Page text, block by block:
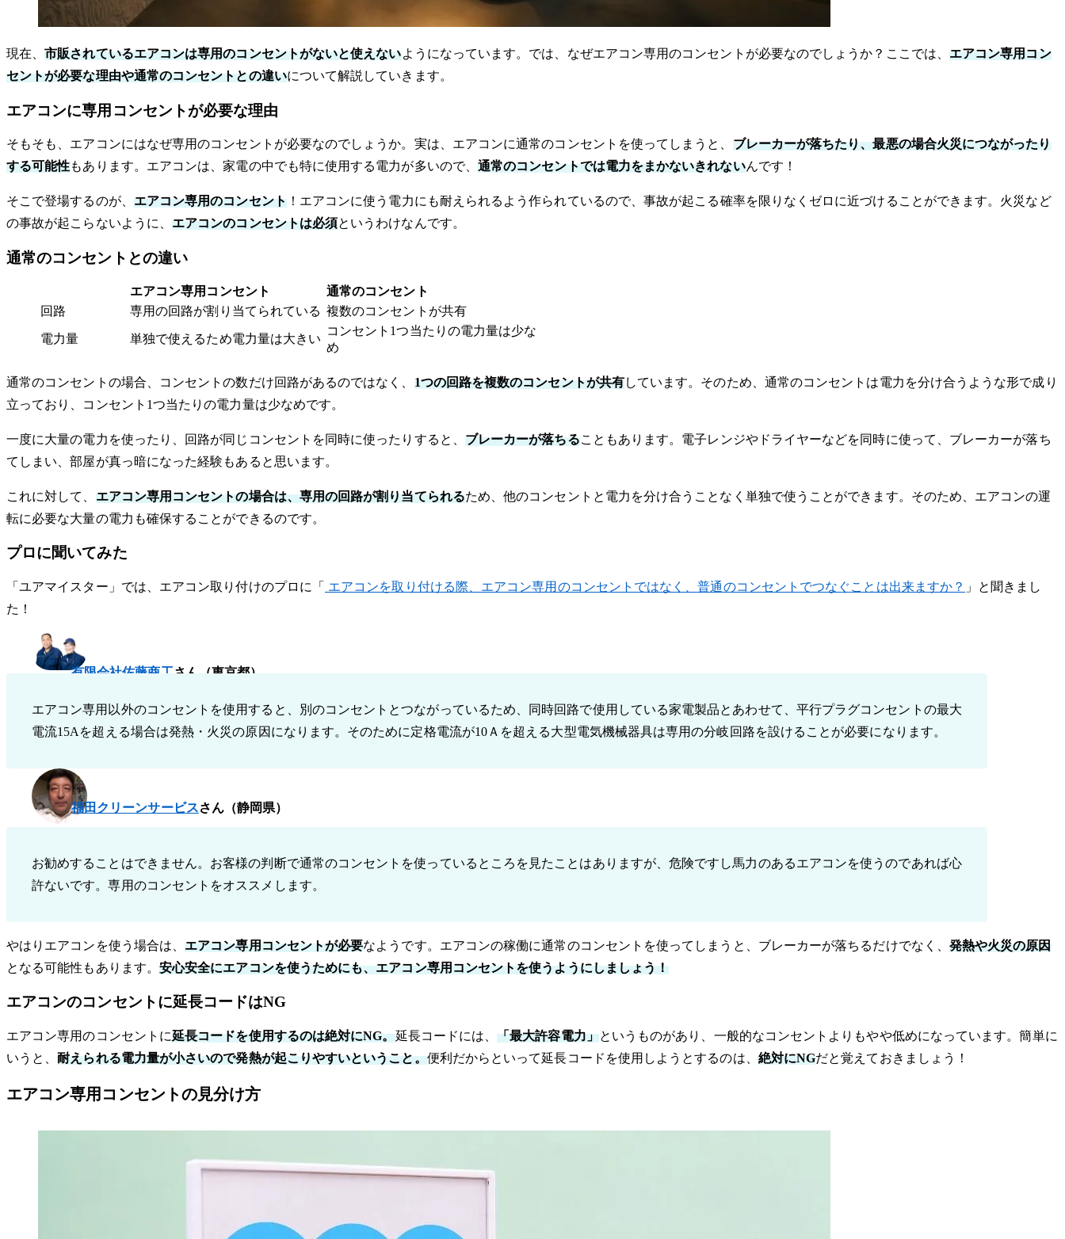
現在、市販されているエアコンは専用のコンセントがないと使えないようになっています。では、なぜエアコン専用のコンセントが必要なのでしょうか？ここでは、 エアコン専用コン
セントが必要な理由や通常のコンセントとの違いについて解説していきます。
エアコンに専用コンセントが必要な理由
そもそも、エアコンにはなぜ専用のコンセントが必要なのでしょうか。実は、エアコンに通常のコンセントを使ってしまうと、 ブレーカーが落ちたり、最悪の場合火災につながったり
する可能性もあります。エアコンは、家電の中でも特に使用する電力が多いので、 通常のコンセントでは電力をまかないきれないんです！
そこで登場するのが、 エアコン専用のコンセント！エアコンに使う電力にも耐えられるよう作られているので、事故が起こる確率を限りなくゼロに近づけることができます。火災など
の事故が起こらないように、エアコンのコンセントは必須というわけなんです。
通常のコンセントとの違い
エアコン専用コンセント
通常のコンセント
回路
専用の回路が割り当てられている 複数のコンセントが共有
電力量 単独で使えるため電力量は大きい
コンセント1つ当たりの電力量は少な
め
通常のコンセントの場合、コンセントの数だけ回路があるのではなく、 1つの回路を複数のコンセントが共有しています。そのため、通常のコンセントは電力を分け合うような形で成り
立っており、コンセント1つ当たりの電力量は少なめです。
一度に大量の電力を使ったり、回路が同じコンセントを同時に使ったりすると、 ブレーカーが落ちることもあります。電子レンジやドライヤーなどを同時に使って、ブレーカーが落ち
てしまい、部屋が真っ暗になった経験もあると思います。
これに対して、 エアコン専用コンセントの場合は、専用の回路が割り当てられるため、他のコンセントと電力を分け合うことなく単独で使うことができます。そのため、エアコンの運
転に必要な大量の電力も確保することができるのです。
プロに聞いてみた
「ユアマイスター」では、エアコン取り付けのプロに「 エアコンを取り付ける際、エアコン専用のコンセントではなく、普通のコンセントでつなぐことは出来ますか？ 」と聞きまし
た！
有限会社佐藤商工さん（東京都）
エアコン専用以外のコンセントを使用すると、別のコンセントとつながっているため、同時回路で使用している家電製品とあわせて、平行プラグコンセントの最大
電流15Aを超える場合は発熱・火災の原因になります。そのために定格電流が10Ａを超える大型電気機械器具は専用の分岐回路を設けることが必要になります。
福田クリーンサービスさん（静岡県）
お勧めすることはできません。お客様の判断で通常のコンセントを使っているところを見たことはありますが、危険ですし馬力のあるエアコンを使うのであれば心
許ないです。専用のコンセントをオススメします。
やはりエアコンを使う場合は、エアコン専用コンセントが必要なようです。エアコンの稼働に通常のコンセントを使ってしまうと、ブレーカーが落ちるだけでなく、 発熱や火災の原因
となる可能性もあります。 安心安全にエアコンを使うためにも、エアコン専用コンセントを使うようにしましょう！
エアコンのコンセントに延長コードはNG
エアコン専用のコンセントに延長コードを使用するのは絶対にNG。延長コードには、「最大許容電力」というものがあり、一般的なコンセントよりもやや低めになっています。簡単に
いうと、耐えられる電力量が小さいので発熱が起こりやすいということ。便利だからといって延長コードを使用しようとするのは、 絶対にNGだと覚えておきましょう！
エアコン専用コンセントの見分け方